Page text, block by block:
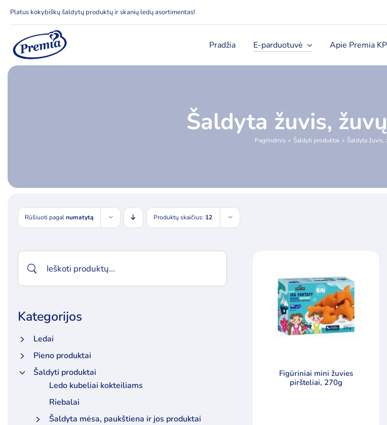
Platus kokybiškų šaldytų produktų ir skanių ledų asortimentas!
Pradžia E-parduotuvė Apie Premia
Šaldyta žuvis,
Pagrindinis Šaldyti produktai Šaldyta žuvis,
Rūšiuoti pagalnumatytą Produktų skaičius: 12
Kategorijos
Ledai
Pieno produktai
Šaldyti produktai
Ledo kubeliai kokteiliams
Riebalai
Šaldyta mėsa, paukštiena ir jos produktai
Figūriniai mini žuvies
piršteliai, 270g